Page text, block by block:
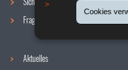
Cookies
Fragen / Antworten
Aktuelles